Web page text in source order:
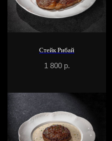
Стейк Рибай
1 800 р.